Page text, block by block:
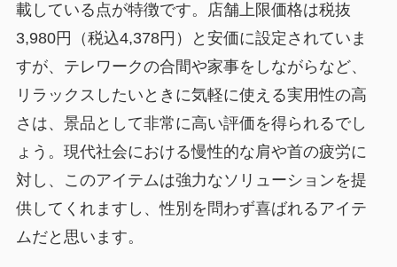
載している点が特徴です。店舗上限価格は税抜
3,980円（税込4,378円）と安価に設定されていま
すが、テレワークの合間や家事をしながらなど、
リラックスしたいときに気軽に使える実用性の高
さは、景品として非常に高い評価を得られるでし
ょう。現代社会における慢性的な肩や首の疲労に
対し、このアイテムは強力なソリューションを提
供してくれますし、性別を問わず喜ばれるアイテ
ムだと思います。